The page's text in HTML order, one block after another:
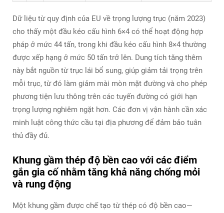
Dữ liệu từ quy định của EU về trọng lượng trục (năm 2023)
cho thấy một đầu kéo cấu hình 6×4 có thể hoạt động hợp
pháp ở mức 44 tấn, trong khi đầu kéo cấu hình 8×4 thường
được xếp hạng ở mức 50 tấn trở lên. Dung tích tăng thêm
này bắt nguồn từ trục lái bổ sung, giúp giảm tải trọng trên
mỗi trục, từ đó làm giảm mài mòn mặt đường và cho phép
phương tiện lưu thông trên các tuyến đường có giới hạn
trọng lượng nghiêm ngặt hơn. Các đơn vị vận hành cần xác
minh luật công thức cầu tại địa phương để đảm bảo tuân
thủ đầy đủ.
Khung gầm thép độ bền cao với các điểm
gắn gia cố nhằm tăng khả năng chống mỏi
và rung động
Một khung gầm được chế tạo từ thép có độ bền cao—